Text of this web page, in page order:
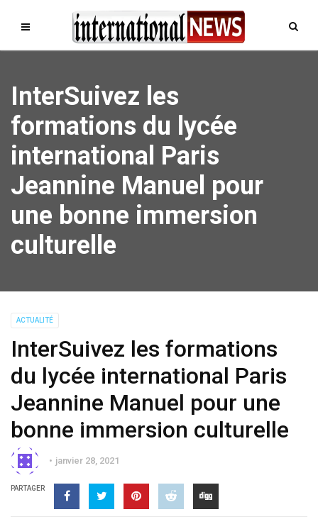
InterSuivez les
formations du lycée
international Paris
Jeannine Manuel pour
une bonne immersion
culturelle
ACTUALITÉ
InterSuivez les formations
du lycée international Paris
Jeannine Manuel pour une
bonne immersion culturelle
janvier 28, 2021
PARTAGER